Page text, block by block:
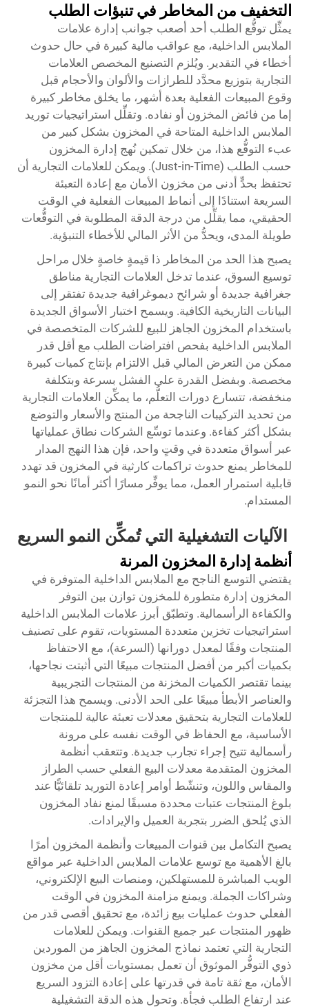
التخفيف من المخاطر في تنبؤات الطلب
يمثِّل توقُّع الطلب أحد أصعب جوانب إدارة علامات
الملابس الداخلية، مع عواقب مالية كبيرة في حال حدوث
أخطاء في التقدير. ويُلزم التصنيع المخصص العلامات
التجارية بتوزيع محدَّد للطرازات والألوان والأحجام قبل
وقوع المبيعات الفعلية بعدة أشهر، ما يخلق مخاطر كبيرة
إما من فائض المخزون أو نفاده. وتقلِّل استراتيجيات توريد
الملابس الداخلية المتاحة في المخزون بشكل كبير من
عبء التوقُّع هذا، من خلال تمكين نُهج إدارة المخزون
حسب الطلب (Just-in-Time). ويمكن للعلامات التجارية أن
تحتفظ بحدٍّ أدنى من مخزون الأمان مع إعادة التعبئة
السريعة استنادًا إلى أنماط المبيعات الفعلية في الوقت
الحقيقي، مما يقلِّل من درجة الدقة المطلوبة في التوقُّعات
طويلة المدى، ويحدُّ من الأثر المالي للأخطاء التنبؤية.
يصبح هذا الحد من المخاطر ذا قيمةٍ خاصةٍ خلال مراحل
توسيع السوق، عندما تدخل العلامات التجارية مناطق
جغرافية جديدة أو شرائح ديموغرافية جديدة تفتقر إلى
البيانات التاريخية الكافية. ويسمح اختبار الأسواق الجديدة
باستخدام المخزون الجاهز للبيع للشركات المتخصصة في
الملابس الداخلية بفحص افتراضات الطلب مع أقل قدر
ممكن من التعرض المالي قبل الالتزام بإنتاج كميات كبيرة
مخصصة. وبفضل القدرة على الفشل بسرعة وبتكلفة
منخفضة، تتسارع دورات التعلُّم، ما يمكِّن العلامات التجارية
من تحديد التركيبات الناجحة من المنتج والأسعار والتوضع
بشكل أكثر كفاءة. وعندما توسِّع الشركات نطاق عملياتها
عبر أسواق متعددة في وقتٍ واحد، فإن هذا النهج المدار
للمخاطر يمنع حدوث تراكمات كارثية في المخزون قد تهدد
قابلية استمرار العمل، مما يوفِّر مسارًا أكثر أمانًا نحو النمو
المستدام.
الآليات التشغيلية التي تُمكِّن النمو السريع
أنظمة إدارة المخزون المرنة
يقتضي التوسع الناجح مع الملابس الداخلية المتوفرة في
المخزون إدارة متطورة للمخزون توازن بين التوفر
والكفاءة الرأسمالية. وتطبّق أبرز علامات الملابس الداخلية
استراتيجيات تخزين متعددة المستويات، تقوم على تصنيف
المنتجات وفقًا لمعدل دورانها (السرعة)، مع الاحتفاظ
بكميات أكبر من أفضل المنتجات مبيعًا التي أثبتت نجاحها،
بينما تقتصر الكميات المخزنة من المنتجات التجريبية
والعناصر الأبطأ مبيعًا على الحد الأدنى. ويسمح هذا التجزئة
للعلامات التجارية بتحقيق معدلات تعبئة عالية للمنتجات
الأساسية، مع الحفاظ في الوقت نفسه على مرونة
رأسمالية تتيح إجراء تجارب جديدة. وتتعقب أنظمة
المخزون المتقدمة معدلات البيع الفعلي حسب الطراز
والمقاس واللون، وتنشّط أوامر إعادة التوريد تلقائيًّا عند
بلوغ المنتجات عتبات محددة مسبقًا لمنع نفاد المخزون
الذي يُلحق الضرر بتجربة العميل والإيرادات.
يصبح التكامل بين قنوات المبيعات وأنظمة المخزون أمرًا
بالغ الأهمية مع توسع علامات الملابس الداخلية عبر مواقع
الويب المباشرة للمستهلكين، ومنصات البيع الإلكتروني،
وشراكات الجملة. ويمنع مزامنة المخزون في الوقت
الفعلي حدوث عمليات بيع زائدة، مع تحقيق أقصى قدر من
ظهور المنتجات عبر جميع القنوات. ويمكن للعلامات
التجارية التي تعتمد نماذج المخزون الجاهز من الموردين
ذوي التوفُّر الموثوق أن تعمل بمستويات أقل من مخزون
الأمان، مع ثقة تامة في قدرتها على إعادة التزود السريع
عند ارتفاع الطلب فجأة. وتحول هذه الدقة التشغيلية